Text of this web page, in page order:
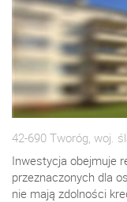
42-690 Tworóg, woj.
Inwestycja obejmuje
przeznaczonych dla
nie mają zdolności